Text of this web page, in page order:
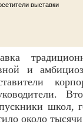
и
школ,
около